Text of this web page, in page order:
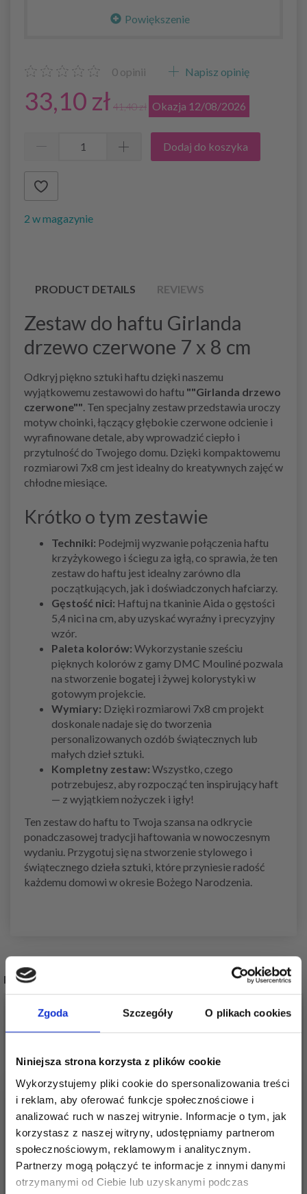
Zgoda Szczegóły O plikach cookies
Niniejsza strona korzysta z plików cookie
Wykorzystujemy pliki cookie do spersonalizowania treści
i reklam, aby oferować funkcje społecznościowe i
analizować ruch w naszej witrynie. Informacje o tym, jak
korzystasz z naszej witryny, udostępniamy partnerom
społecznościowym, reklamowym i analitycznym.
Partnerzy mogą połączyć te informacje z innymi danymi
otrzymanymi od Ciebie lub uzyskanymi podczas
Powiększenie
0 opinii Napisz opinię
33,10 zł 41,40 zł Okazja 12/08/2026
Dodaj do koszyka
2 w magazynie
PRODUCT DETAILS REVIEWS
Zestaw do haftu Girlanda
drzewo czerwone 7 x 8 cm
Odkryj piękno sztuki haftu dzięki naszemu
wyjątkowemu zestawowi do haftu ""Girlanda drzewo
czerwone"" . Ten specjalny zestaw przedstawia uroczy
motyw choinki, łączący głębokie czerwone odcienie i
wyrafinowane detale, aby wprowadzić ciepło i
przytulność do Twojego domu. Dzięki kompaktowemu
rozmiarowi 7x8 cm jest idealny do kreatywnych zajęć w
chłodne miesiące.
Krótko o tym zestawie
Techniki: Podejmij wyzwanie połączenia haftu
krzyżykowego i ściegu za igłą, co sprawia, że ten
zestaw do haftu jest idealny zarówno dla
początkujących, jak i doświadczonych hafciarzy.
Gęstość nici: Haftuj na tkaninie Aida o gęstości
5,4 nici na cm, aby uzyskać wyraźny i precyzyjny
wzór.
Paleta kolorów: Wykorzystanie sześciu
pięknych kolorów z gamy DMC Mouliné pozwala
na stworzenie bogatej i żywej kolorystyki w
gotowym projekcie.
Wymiary: Dzięki rozmiarowi 7x8 cm projekt
doskonale nadaje się do tworzenia
personalizowanych ozdób świątecznych lub
małych dzieł sztuki.
Kompletny zestaw: Wszystko, czego
potrzebujesz, aby rozpocząć ten inspirujący haft
— z wyjątkiem nożyczek i igły!
Ten zestaw do haftu to Twoja szansa na odkrycie
ponadczasowej tradycji haftowania w nowoczesnym
wydaniu. Przygotuj się na stworzenie stylowego i
świątecznego dzieła sztuki, które przyniesie radość
każdemu domowi w okresie Bożego Narodzenia.
POPULARNE ALTERNATYWY
Promocja
ZESTAW DO HAFTU
GIRLANDA
Promocja
ZESTAW DO HAFTU
GIRLANDA W SERCU 7